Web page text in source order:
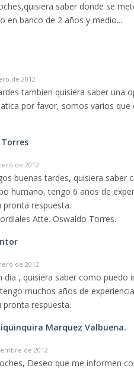
saber donde se
en banco de 2 años y medio...
de 2012
tambien quisiera saber una
por favor, somos varios
de 2012
buenas tardes, quisiera
humano, tengo 6 años de
pronta respuesta.
Atte. Oswaldo Torres.
de 2012
dia , quisiera saber como
muchos años de
pronta respuesta.
Marquez Valbuena.
de 2012
Deseo que me informen